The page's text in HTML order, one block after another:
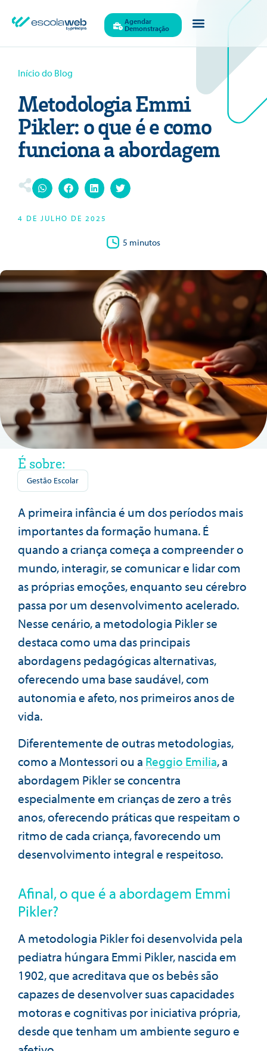
Agendar
Demonstração
Início do Blog
Metodologia Emmi
Pikler: o que é e como
funciona a abordagem
4 DE JULHO DE 2025
5 minutos
É sobre:
Gestão Escolar
A primeira infância é um dos períodos mais
importantes da formação humana. É
quando a criança começa a compreender o
mundo, interagir, se comunicar e lidar com
as próprias emoções, enquanto seu cérebro
passa por um desenvolvimento acelerado.
Nesse cenário, a metodologia Pikler se
destaca como uma das principais
abordagens pedagógicas alternativas,
oferecendo uma base saudável, com
autonomia e afeto, nos primeiros anos de
vida.
Diferentemente de outras metodologias,
como a Montessori ou a Reggio Emilia, a
abordagem Pikler se concentra
especialmente em crianças de zero a três
anos, oferecendo práticas que respeitam o
ritmo de cada criança, favorecendo um
desenvolvimento integral e respeitoso.
Afinal, o que é a abordagem Emmi
Pikler?
A metodologia Pikler foi desenvolvida pela
pediatra húngara Emmi Pikler, nascida em
1902, que acreditava que os bebês são
capazes de desenvolver suas capacidades
motoras e cognitivas por iniciativa própria,
desde que tenham um ambiente seguro e